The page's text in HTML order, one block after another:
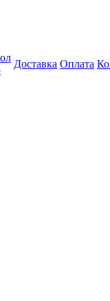
Доставка Оплата